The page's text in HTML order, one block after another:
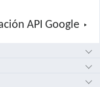
API Google